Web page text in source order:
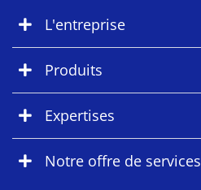
L'entreprise
Produits
Expertises
Notre offre de services